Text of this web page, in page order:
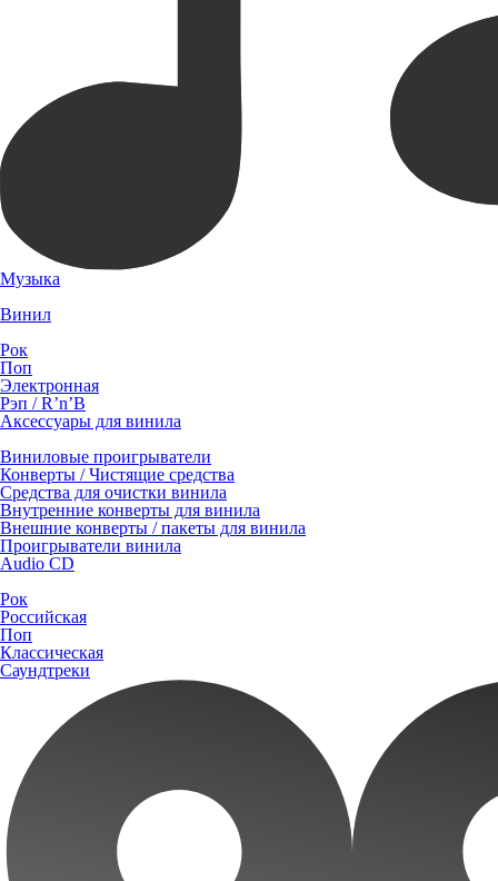
Музыка
Винил
Рок
Поп
Электронная
Рэп / R’n’B
Аксессуары для винила
Виниловые проигрыватели
Конверты / Чистящие средства
Средства для очистки винила
Внутренние конверты для винила
Внешние конверты / пакеты для винила
Проигрыватели винила
Audio CD
Рок
Российская
Поп
Классическая
Саундтреки